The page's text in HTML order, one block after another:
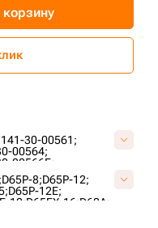
141-30-00561;
00564;
00566E;
30052;
00140;
00143;
D65P-8;D65P-12;
D65P-12E;
12;D65EX-16;D60A;
корзину